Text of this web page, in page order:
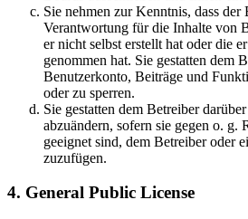
Sie nehmen zur Kenntnis, dass der
Verantwortung für die Inhalte von
er nicht selbst erstellt hat oder die
genommen hat. Sie gestatten dem
Benutzerkonto, Beiträge und
oder zu sperren.
Sie gestatten dem Betreiber
abzuändern, sofern sie gegen o. g.
geeignet sind, dem Betreiber oder
zuzufügen.
4. General Public License